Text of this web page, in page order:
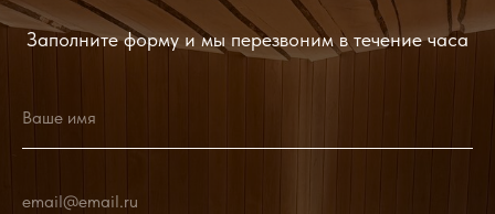
Заполните форму и мы перезвоним в течение часа
Ваше имя
email@email.ru